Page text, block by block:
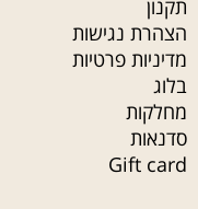
תקנון
הצהרת נגישות
מדיניות פרטיות
בלוג
מחלקות
סדנאות
Gift card